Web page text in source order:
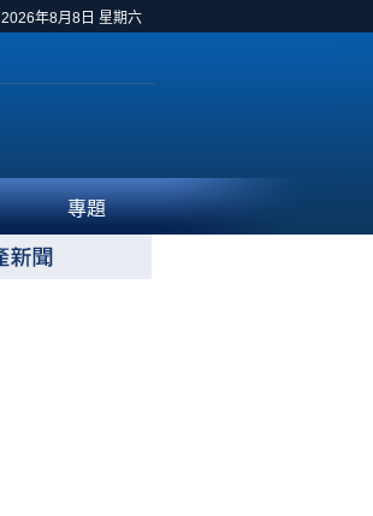
2026年8月8日 星期六
專題